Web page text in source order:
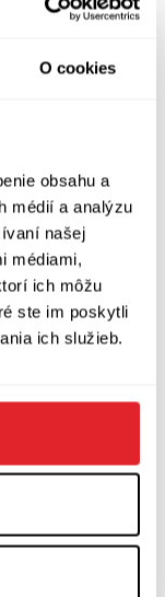
O cookies
obsahu a
médií a analýzu
našej
médiami,
ich môžu
ste im poskytli
ich služieb.
žiadny
)